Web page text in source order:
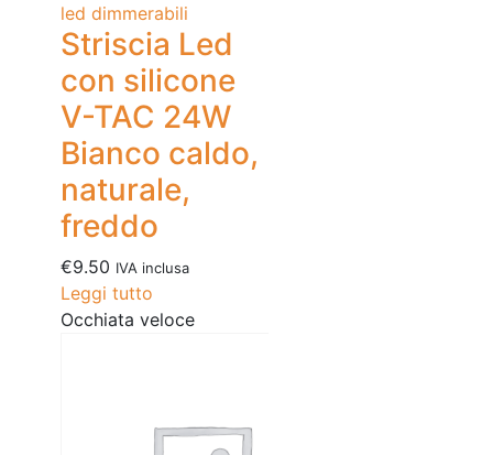
led dimmerabili
Striscia Led
con silicone
V-TAC 24W
Bianco caldo,
naturale,
freddo
€9.50 IVA inclusa
Leggi tutto
Occhiata veloce